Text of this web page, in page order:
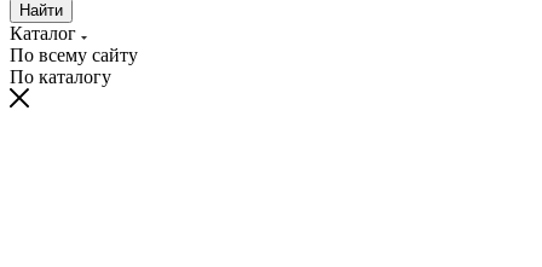
Найти
Каталог
По всему сайту
По каталогу